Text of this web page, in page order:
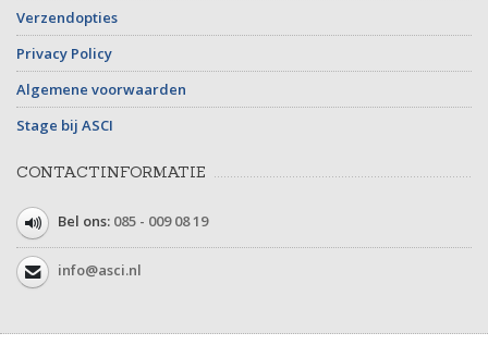
Verzendopties
Privacy Policy
Algemene voorwaarden
Stage bij ASCI
CONTACTINFORMATIE
Bel ons: 085 - 009 08 19
info@asci.nl